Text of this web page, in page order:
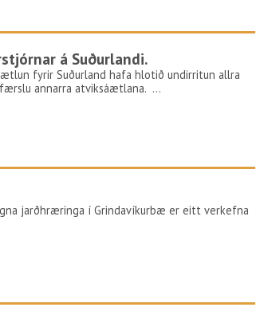
á Suðurlandi.
fyrir Suðurland hafa hlotið undirritun allra
annarra atviksáætlana. …
jarðhræringa í Grindavíkurbæ er eitt verkefna